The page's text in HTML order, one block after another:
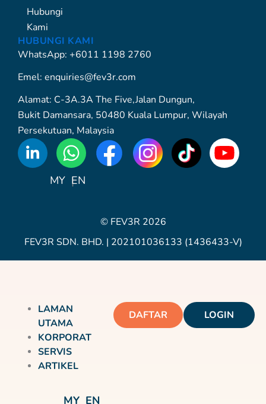
Hubungi
Kami
HUBUNGI KAMI
WhatsApp: +6011 1198 2760
Emel: enquiries@fev3r.com
Alamat: C-3A.3A The Five,Jalan Dungun,
Bukit Damansara, 50480 Kuala Lumpur, Wilayah
Persekutuan, Malaysia
WhatsApp
Icon
MY EN
© FEV3R 2026
FEV3R SDN. BHD. | 202101036133 (1436433-V)
LAMAN
UTAMA
KORPORAT
SERVIS
ARTIKEL
DAFTAR LOGIN
MY EN